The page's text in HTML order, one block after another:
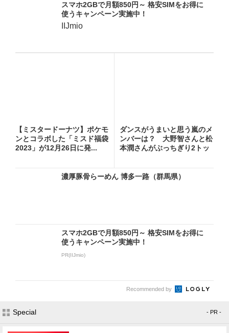
スマホ2GBで月額850円～ 格安SIMをお得に
使うキャンペーン実施中！
IIJmio
【ミスタードーナツ】ポケモ
ンとコラボした「ミスド福袋
2023」が12月26日に発...
ダンスがうまいと思う嵐のメ
ンバーは？ 大野智さんと松
本潤さんがぶっちぎり2トッ
濃厚豚骨らーめん 博多一路（群馬県）
スマホ2GBで月額850円～ 格安SIMをお得に
使うキャンペーン実施中！
PR(IIJmio)
Recommended by
Special - PR -